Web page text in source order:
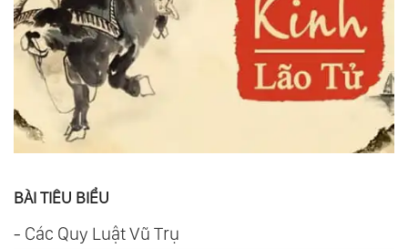
BÀI TIÊU BIỂU
- Các Quy Luật Vũ Trụ